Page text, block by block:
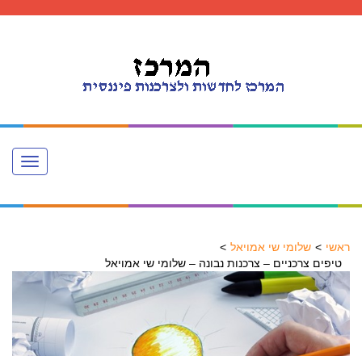
Toggle
navigation
ראשי
שלומי שי אמויאל
טיפים צרכניים – צרכנות נבונה – שלומי שי אמויאל